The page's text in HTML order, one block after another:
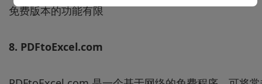
免费版本的功能有限
8. PDFtoExcel.com